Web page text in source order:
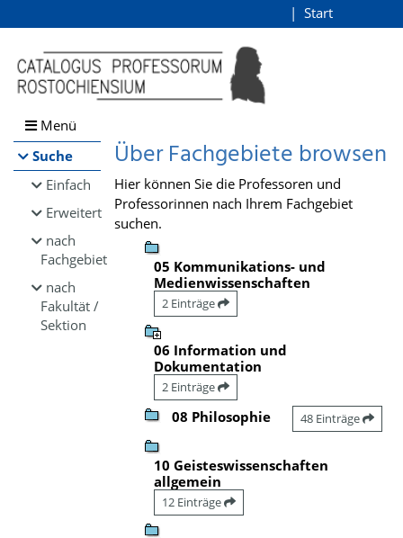
Browsen
direkt zum Inhalt
Start
Menü
Suche
Einfach
Erweitert
nach
Fachgebiet
nach
Fakultät /
Sektion
Über Fachgebiete browsen
Hier können Sie die Professoren und
Professorinnen nach Ihrem Fachgebiet
suchen.
05 Kommunikations- und
Medienwissenschaften
2 Einträge
06 Information und
Dokumentation
2 Einträge
08 Philosophie 48 Einträge
10 Geisteswissenschaften
allgemein
12 Einträge